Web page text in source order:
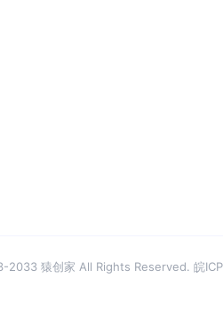
2033 猿创家 All Rights Reserved. 皖